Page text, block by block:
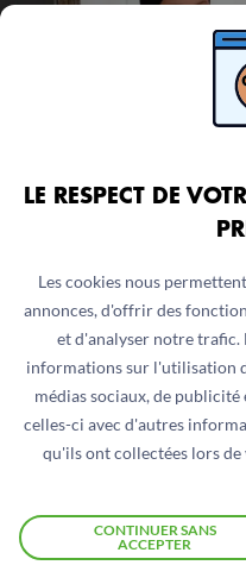
LE RESPECT DE
Les cookies nous
annonces, d'offrir des
et d'analyser notre trafic.
informations sur l'utilisation
médias sociaux, de
celles-ci avec d'autres
qu'ils ont collectées lors
CONTINUER SANS
ACCEPTER
RAPPORT
Rapport Passerelle
24 juin 2026